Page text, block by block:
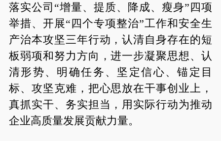
落实公司“增量、提质、降成、瘦身”四项
举措、开展“四个专项整治”工作和安全生
产治本攻坚三年行动，认清自身存在的短
板弱项和努力方向，进一步凝聚思想、认
清形势、明确任务、坚定信心、锚定目
标、攻坚克难，把心思放在干事创业上，
真抓实干、务实担当，用实际行动为推动
企业高质量发展贡献力量。